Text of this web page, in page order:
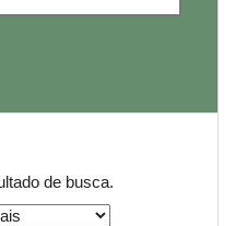
de busca.